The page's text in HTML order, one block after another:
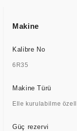
Makine
Kalibre No
6R35
Makine Türü
Elle kurulabilme
Güç rezervi